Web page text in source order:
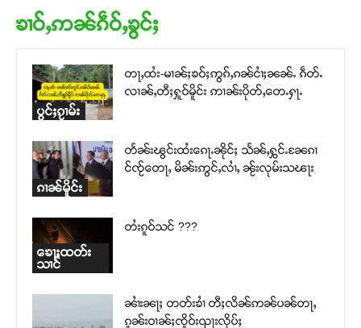
တႃႇႁႂ်ႈသဵင်ၵၢင်ၸႂ်ၵူၼ်းမိူင်း ၵူႈတီႈၵူႈလႅၼ်ပေႃးတေၸွ
တ်ႇ တူဝ်ႈလုမ်ႈၾႃႉၼၼ်ႉ ၶဝ်ႈႁူမ်ႈၵမ်ႉထႅမ် ၸုမ်းၶၢ
Donate Now
ၶၢဝ်ႇဢၼ်ၵဵဝ်ႇၶွင်ႈ
ပွင်ႈၵႂၢမ်း
တႃႇထႆး-မၢၼ်ႈၶဝ်ႈဢွၵ်ႇၵၼ်ငၢႆႈၼၼ်ႉ ၵဵတ်ႉ
လၢၼ်ႇတီႈႁူဝ်မိူင်း ဢၢၼ်းပိုတ်ႇတေႉႁႃႉ
ၵၢၼ်မိူင်း
တႅၼ်းၽွင်းထႆးၵေႃႉၼိုင်ႈ သႅၼ်ႇႁွင်ႉၼႄၵၢ
င်ၸႂ်တေႃႇ မိၼ်းဢွင်ႇလၢႆႇ ၼႂ်းလုမ်းသၽႃး
ၶေႃႈထတ်း
သၢင်
တႆးၵူဝ်သင် ???
ၼၢႆးၼႃႈ တတ်းၶၢႆ တီႈလိၼ်ဢၼ်ပၼ်တႃႇ
ၵူၼ်းဝၢၼ်ႈၸိူဝ်းၺႃးလိုပ်ႈ